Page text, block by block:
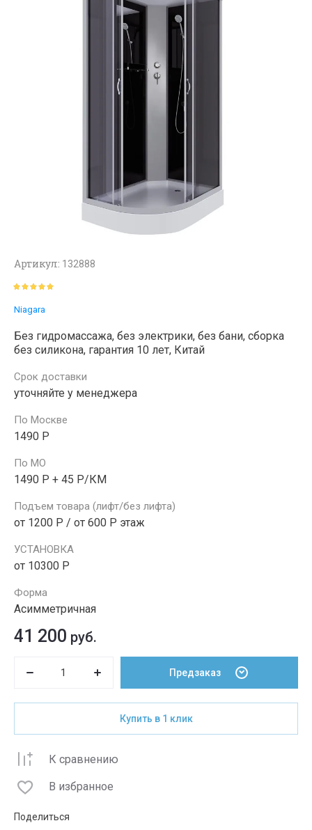
Артикул: 132888
Niagara
Без гидромассажа, без электрики, без бани, сборка
без силикона, гарантия 10 лет, Китай
Срок доставки
уточняйте у менеджера
По Москве
1490 Р
По МО
1490 Р + 45 Р/КМ
Подъем товара (лифт/без лифта)
от 1200 Р / от 600 Р этаж
УСТАНОВКА
от 10300 Р
Форма
Асимметричная
41 200 руб.
Предзаказ
Купить в 1 клик
К сравнению
В избранное
Поделиться